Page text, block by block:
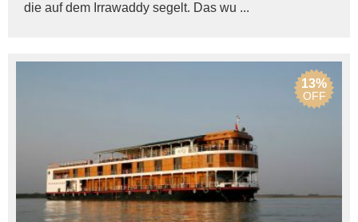
die auf dem Irrawaddy segelt. Das wu ...
13%
OFF